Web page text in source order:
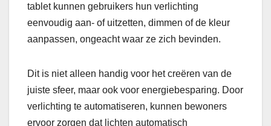
tablet kunnen gebruikers hun verlichting
eenvoudig aan- of uitzetten, dimmen of de kleur
aanpassen, ongeacht waar ze zich bevinden.
Dit is niet alleen handig voor het creëren van de
juiste sfeer, maar ook voor energiebesparing. Door
verlichting te automatiseren, kunnen bewoners
ervoor zorgen dat lichten automatisch